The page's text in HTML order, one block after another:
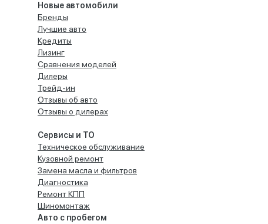
Новые автомобили
Бренды
Лучшие авто
Кредиты
Лизинг
Сравнения моделей
Дилеры
Трейд-ин
Отзывы об авто
Отзывы о дилерах
Сервисы и ТО
Техническое обслуживание
Кузовной ремонт
Замена масла и фильтров
Диагностика
Ремонт КПП
Шиномонтаж
Авто с пробегом